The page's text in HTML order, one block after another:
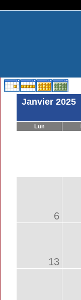
Janvier 2025
Lun
6
13